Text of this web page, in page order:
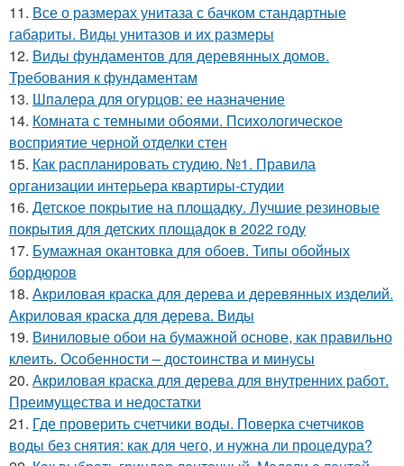
11. Все о размерах унитаза с бачком стандартные
габариты. Виды унитазов и их размеры
12. Виды фундаментов для деревянных домов.
Требования к фундаментам
13. Шпалера для огурцов: ее назначение
14. Комната с темными обоями. Психологическое
восприятие черной отделки стен
15. Как распланировать студию. №1. Правила
организации интерьера квартиры-студии
16. Детское покрытие на площадку. Лучшие резиновые
покрытия для детских площадок в 2022 году
17. Бумажная окантовка для обоев. Типы обойных
бордюров
18. Акриловая краска для дерева и деревянных изделий.
Акриловая краска для дерева. Виды
19. Виниловые обои на бумажной основе, как правильно
клеить. Особенности – достоинства и минусы
20. Акриловая краска для дерева для внутренних работ.
Преимущества и недостатки
21. Где проверить счетчики воды. Поверка счетчиков
воды без снятия: как для чего, и нужна ли процедура?